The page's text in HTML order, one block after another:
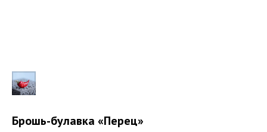
Брошь-булавка «Перец»